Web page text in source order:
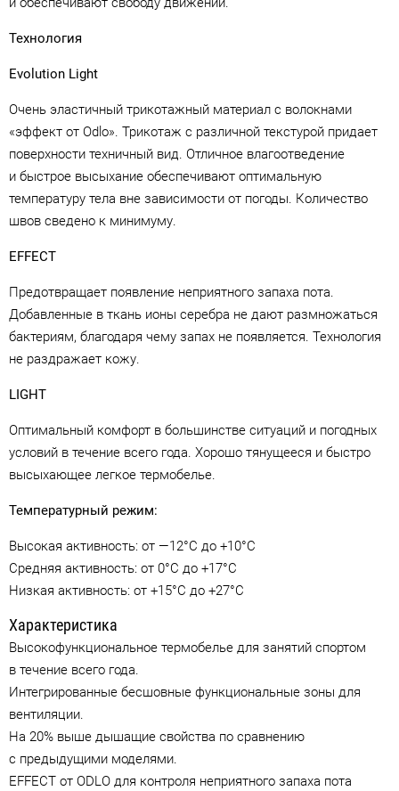
Технология
Evolution Light
Очень эластичный трикотажный материал с волокнами
«эффект от Odlo». Трикотаж с различной текстурой придает
поверхности техничный вид. Отличное влагоотведение
и быстрое высыхание обеспечивают оптимальную
температуру тела вне зависимости от погоды. Количество
швов сведено к минимуму.
EFFECT
Предотвращает появление неприятного запаха пота.
Добавленные в ткань ионы серебра не дают размножаться
бактериям, благодаря чему запах не появляется. Технология
не раздражает кожу.
LIGHT
Оптимальный комфорт в большинстве ситуаций и погодных
условий в течение всего года. Хорошо тянущееся и быстро
высыхающее легкое термобелье.
Температурный режим:
Высокая активность: от —12°C до +10°C
Средняя активность: от 0°C до +17°C
Низкая активность: от +15°C до +27°C
Характеристика
Высокофункциональное термобелье для занятий спортом
в течение всего года.
Интегрированные бесшовные функциональные зоны для
вентиляции.
На 20% выше дышащие свойства по сравнению
с предыдущими моделями.
EFFECT от ODLO для контроля неприятного запаха пота